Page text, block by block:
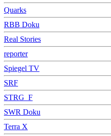
Quarks
RBB Doku
Real Stories
reporter
Spiegel TV
SRF
STRG_F
SWR Doku
Terra X